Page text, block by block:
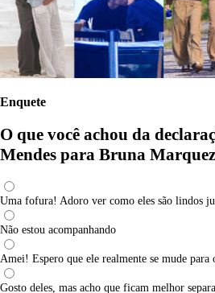
Enquete
O que você achou da
Mendes para Bruna
Uma fofura! Adoro ver como eles são lindos
Não estou acompanhando
Amei! Espero que ele realmente se mude para
Gosto deles, mas acho que ficam melhor